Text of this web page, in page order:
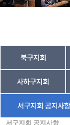
북구지회
사하구지회
서구지회 공지사항
서구지회 공지사항